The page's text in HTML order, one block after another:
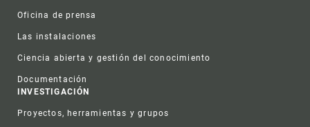
Oficina de prensa
Las instalaciones
Ciencia abierta y gestión del conocimiento
Documentación
INVESTIGACIÓN
Proyectos, herramientas y grupos